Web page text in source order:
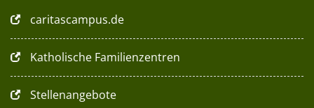
caritascampus.de
Katholische Familienzentren
Stellenangebote